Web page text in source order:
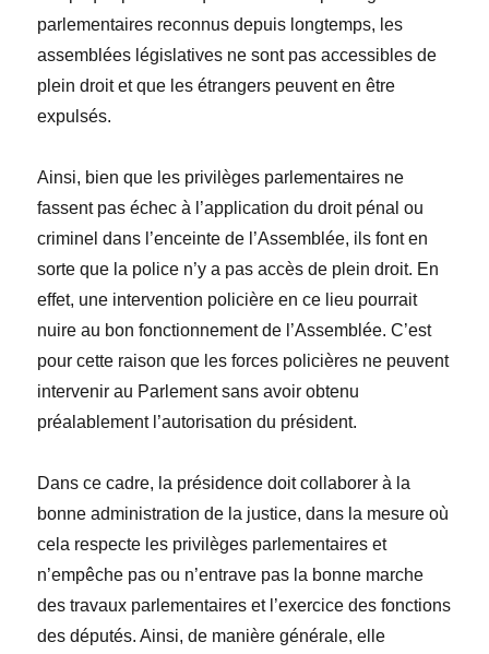
parlementaires reconnus depuis longtemps, les
assemblées législatives ne sont pas accessibles de
plein droit et que les étrangers peuvent en être
expulsés.
Ainsi, bien que les privilèges parlementaires ne
fassent pas échec à l’application du droit pénal ou
criminel dans l’enceinte de l’Assemblée, ils font en
sorte que la police n’y a pas accès de plein droit. En
effet, une intervention policière en ce lieu pourrait
nuire au bon fonctionnement de l’Assemblée. C’est
pour cette raison que les forces policières ne peuvent
intervenir au Parlement sans avoir obtenu
préalablement l’autorisation du président.
Dans ce cadre, la présidence doit collaborer à la
bonne administration de la justice, dans la mesure où
cela respecte les privilèges parlementaires et
n’empêche pas ou n’entrave pas la bonne marche
des travaux parlementaires et l’exercice des fonctions
des députés. Ainsi, de manière générale, elle